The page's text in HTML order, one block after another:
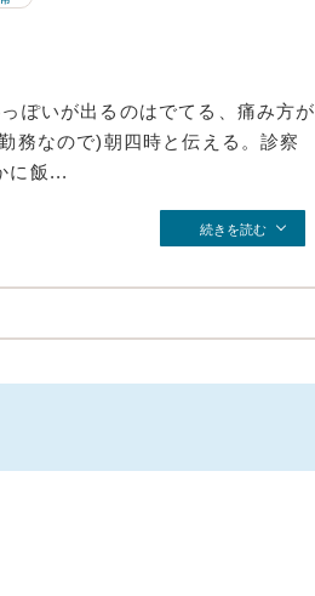
ぽいが出るのはでてる、痛み方が
務なので)朝四時と伝える。診察
に飯...
続きを読む